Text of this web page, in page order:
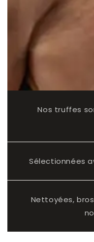
Nos truffes
Sélectionnées
Nettoyées,